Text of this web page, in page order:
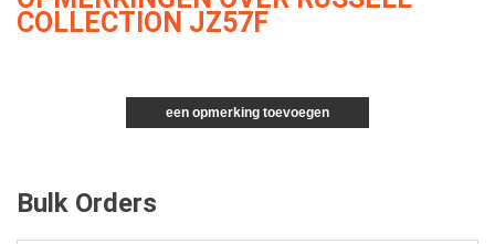
COLLECTION JZ57F
een opmerking toevoegen
Bulk Orders